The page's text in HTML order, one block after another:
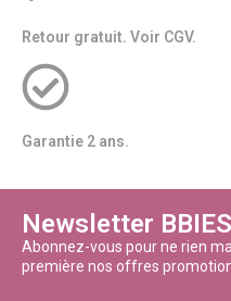
Retour gratuit. Voir CGV.
Garantie 2 ans.
Newsletter BBIES
Abonnez-vous pour ne rien
première nos offres